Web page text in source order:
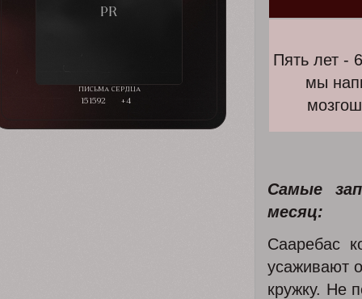
151592 +4
Пять лет -
мы
Самые
месяц:
Сааребас
усаживают
кружку. Не